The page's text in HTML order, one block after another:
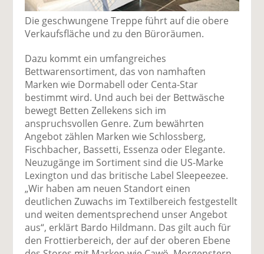
Die geschwungene Treppe führt auf die obere
Verkaufsfläche und zu den Büroräumen.
Dazu kommt ein umfangreiches
Bettwarensortiment, das von namhaften
Marken wie Dormabell oder Centa-Star
bestimmt wird. Und auch bei der Bettwäsche
bewegt Betten Zellekens sich im
anspruchsvollen Genre. Zum bewährten
Angebot zählen Marken wie Schlossberg,
Fischbacher, Bassetti, Essenza oder Elegante.
Neuzugänge im Sortiment sind die US-Marke
Lexington und das britische Label Sleepeezee.
„Wir haben am neuen Standort einen
deutlichen Zuwachs im Textilbereich festgestellt
und weiten dementsprechend unser Angebot
aus“, erklärt Bardo Hildmann. Das gilt auch für
den Frottierbereich, der auf der oberen Ebene